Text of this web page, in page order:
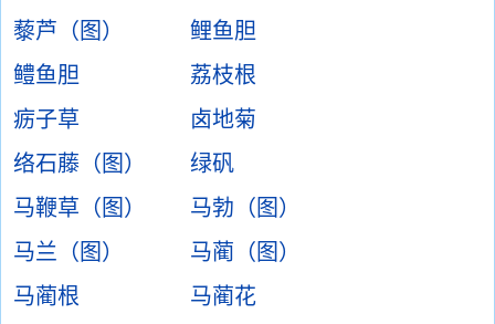
藜芦（图）
鲤鱼胆
鳢鱼胆
荔枝根
疬子草
卤地菊
络石藤（图）
绿矾
马鞭草（图）
马勃（图）
马兰（图）
马蔺（图）
马蔺根
马蔺花